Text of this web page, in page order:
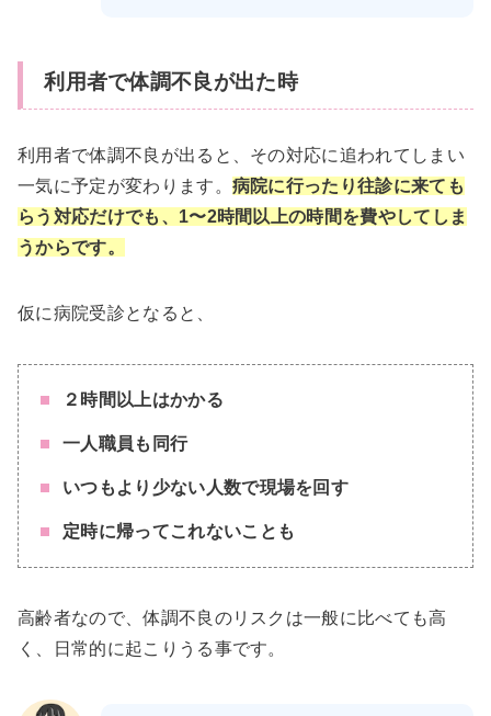
利用者で体調不良が出た時
利用者で体調不良が出ると、その対応に追われてしまい
一気に予定が変わります。 病院に行ったり往診に来ても
らう対応だけでも、1〜2時間以上の時間を費やしてしま
うからです。
仮に病院受診となると、
２時間以上はかかる
一人職員も同行
いつもより少ない人数で現場を回す
定時に帰ってこれないことも
高齢者なので、体調不良のリスクは一般に比べても高
く、日常的に起こりうる事です。